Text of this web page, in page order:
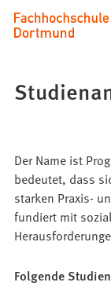
Inhalt anspringen
Dortmund
Studium,
Bewerbung
Der Name ist
bedeutet, dass
starken Praxis-
fundiert mit
Folgende